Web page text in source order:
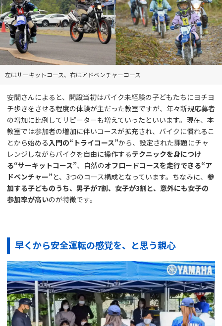
左はサーキットコース、右はアドベンチャーコース
安間さんによると、開設当初はバイク未経験の子どもたちにヨチヨ
チ歩きをさせる程度の体験が主だった教室ですが、年々新規応募者
の増加に比例してリピーターも増えていったといいます。現在、本
教室では参加者の増加に伴いコースが拡充され、バイクに慣れるこ
とから始める 入門の“トライコース”から、設定された課題にチャ
レンジしながらバイクを自由に操作するテクニックを身につけ
る“サーキットコース”、自然のオフロードコースを走行できる“ア
ドベンチャー”と、3つのコース構成となっています。ちなみに、 参
加する子どものうち、男子が7割、女子が3割と、意外にも女子の
参加率が高いのが特徴です。
早くから安全運転の感覚を、と思う親心